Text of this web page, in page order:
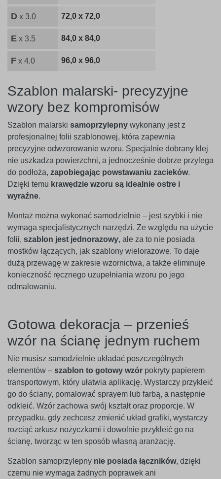
D x 3.0 72,0 x 72,0
E x 3.5 84,0 x 84,0
F x 4.0 96,0 x 96,0
Szablon malarski- precyzyjne
wzory bez kompromisów
Szablon malarski samoprzylepny wykonany jest z
profesjonalnej folii szablonowej, która zapewnia
precyzyjne odwzorowanie wzoru. Specjalnie dobrany klej
nie uszkadza powierzchni, a jednocześnie dobrze przylega
do podłoża, zapobiegając powstawaniu zacieków.
Dzięki temu krawędzie wzoru są idealnie ostre i
wyraźne.
Montaż można wykonać samodzielnie – jest szybki i nie
wymaga specjalistycznych narzędzi. Ze względu na użycie
folii, szablon jest jednorazowy, ale za to nie posiada
mostków łączących, jak szablony wielorazowe. To daje
dużą przewagę w zakresie wzornictwa, a także eliminuje
konieczność ręcznego uzupełniania wzoru po jego
odmalowaniu.
Gotowa dekoracja – przenieś
wzór na ścianę jednym ruchem
Nie musisz samodzielnie układać poszczególnych
elementów – szablon to gotowy wzór pokryty papierem
transportowym, który ułatwia aplikację. Wystarczy przykleić
go do ściany, pomalować sprayem lub farbą, a następnie
odkleić. Wzór zachowa swój kształt oraz proporcje. W
przypadku, gdy zechcesz zmienić układ grafiki, wystarczy
rozciąć arkusz nożyczkami i dowolnie przykleić go na
ścianę, tworząc w ten sposób własną aranżację.
Szablon samoprzylepny nie posiada łączników, dzięki
czemu nie wymaga żadnych poprawek ani